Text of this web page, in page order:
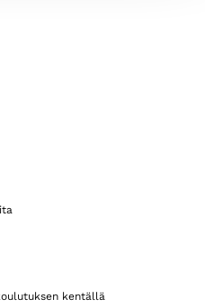
kentällä